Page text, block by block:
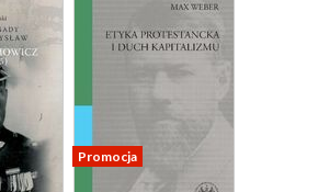
Promocja